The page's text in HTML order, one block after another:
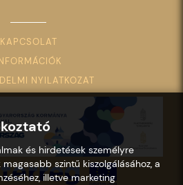
KAPCSOLAT
NYILATKOZAT
és hirdetések személyre
szintű kiszolgálásához, a
illetve marketing